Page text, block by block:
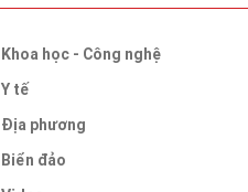
Khoa học - Công nghệ
Y tế
Địa phương
Biển đảo